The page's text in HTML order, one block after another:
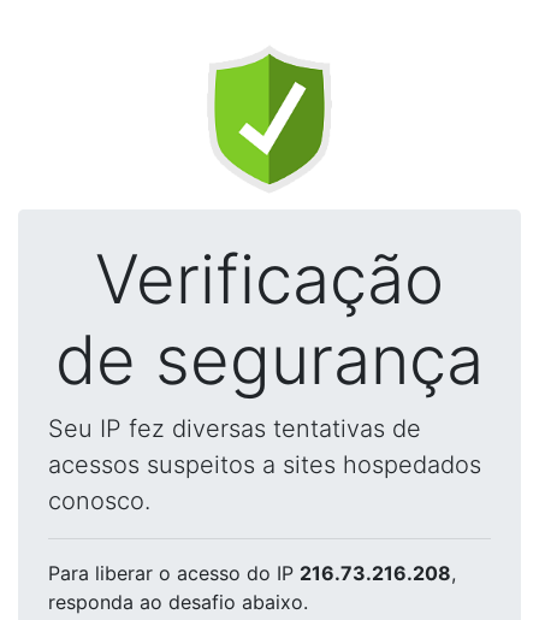
Verificação
de segurança
Seu IP fez diversas tentativas de
acessos suspeitos a sites hospedados
conosco.
Para liberar o acesso do IP 216.73.216.208,
responda ao desafio abaixo.